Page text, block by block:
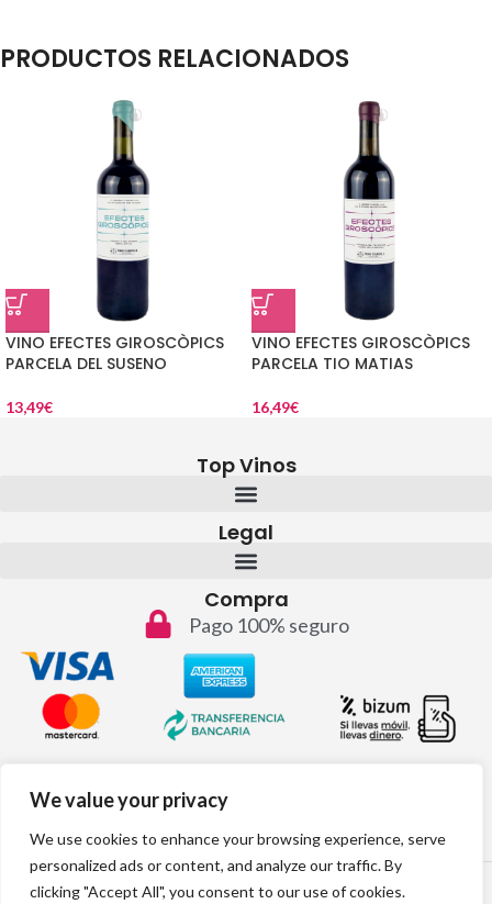
We value your privacy
We use cookies to enhance your browsing experience, serve
personalized ads or content, and analyze our traffic. By
clicking "Accept All", you consent to our use of cookies.
PRODUCTOS RELACIONADOS
VINO EFECTES GIROSCÒPICS
PARCELA DEL SUSENO
13,49€
VINO EFECTES GIROSCÒPICS
PARCELA TIO MATIAS
16,49€
Top Vinos
Legal
Compra
Pago 100% seguro
info@topvinos.com
2024 © Todos los derechos reservados